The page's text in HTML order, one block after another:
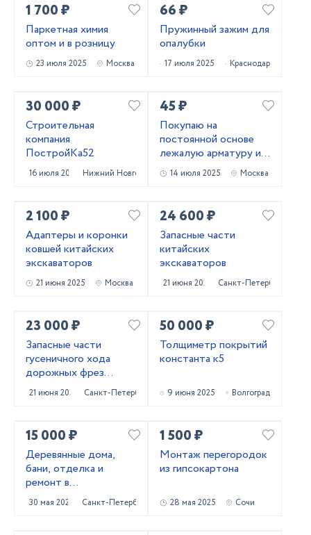
1 700 ₽
Паркетная химия
оптом и в розницу
23 июля 2025 Москва
66 ₽
Пружинный зажим для
опалубки
17 июля 2025 Краснодар
30 000 ₽
Строительная
компания
ПостройКа52
16 июля 2025 Нижний Новгород
45 ₽
Покупаю на
постоянной основе
лежалую арматуру и
металлопрокат!
Самовывоз
14 июля 2025 Москва
2 100 ₽
Адаптеры и коронки
ковшей китайских
экскаваторов
21 июня 2025 Москва
24 600 ₽
Запасные части
китайских
экскаваторов
21 июня 2025 Санкт-Петербург
23 000 ₽
Запасные части
гусеничного хода
дорожных фрез
Caterpillar PM620
21 июня 2025 Санкт-Петербург
50 000 ₽
Толщиметр покрытий
константа к5
9 июня 2025 Волгоград
15 000 ₽
Деревянные дома,
бани, отделка и
ремонт в
Приозерском и
Выборгском районах
30 мая 2025 Санкт-Петербург
1 500 ₽
Монтаж перегородок
из гипсокартона
28 мая 2025 Сочи